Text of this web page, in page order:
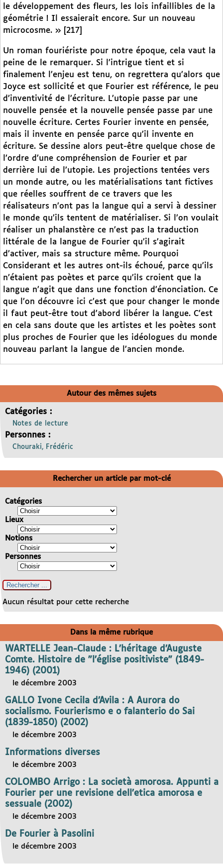
le développement des fleurs, les lois infaillibles de la
géométrie ! Il essaierait encore. Sur un nouveau
microcosme. » [217]
Un roman fouriériste pour notre époque, cela vaut la
peine de le remarquer. Si l’intrigue tient et si
finalement l’enjeu est tenu, on regrettera qu’alors que
Joyce est sollicité et que Fourier est référence, le peu
d’inventivité de l’écriture. L’utopie passe par une
nouvelle pensée et la nouvelle pensée passe par une
nouvelle écriture. Certes Fourier invente en pensée,
mais il invente en pensée parce qu’il invente en
écriture. Se dessine alors peut-être quelque chose de
l’ordre d’une compréhension de Fourier et par
derrière lui de l’utopie. Les projections tentées vers
un monde autre, ou les matérialisations tant fictives
que réelles souffrent de ce travers que les
réalisateurs n’ont pas la langue qui a servi à dessiner
le monde qu’ils tentent de matérialiser. Si l’on voulait
réaliser un phalanstère ce n’est pas la traduction
littérale de la langue de Fourier qu’il s’agirait
d’activer, mais sa structure même. Pourquoi
Considerant et les autres ont-ils échoué, parce qu’ils
n’étaient pas poètes et parce qu’ils croient que la
langue n’agit que dans une fonction d’énonciation. Ce
que l’on découvre ici c’est que pour changer le monde
il faut peut-être tout d’abord libérer la langue. C’est
en cela sans doute que les artistes et les poètes sont
plus proches de Fourier que les idéologues du monde
nouveau parlant la langue de l’ancien monde.
Autour des mêmes sujets
Catégories :
Notes de lecture
Personnes :
Chouraki, Frédéric
Rechercher un article par mot-clé
Catégories
Lieux
Notions
Personnes
Aucun résultat pour cette recherche
Dans la même rubrique
WARTELLE Jean-Claude : L’héritage d’Auguste
Comte. Histoire de "l’église positiviste" (1849-
1946) (2001)
le décembre 2003
GALLO Ivone Cecila d’Avila : A Aurora do
socialismo. Fourierismo e o falanterio do Sai
(1839-1850) (2002)
le décembre 2003
Informations diverses
le décembre 2003
COLOMBO Arrigo : La società amorosa. Appunti a
Fourier per une revisione dell’etica amorosa e
sessuale (2002)
le décembre 2003
De Fourier à Pasolini
le décembre 2003